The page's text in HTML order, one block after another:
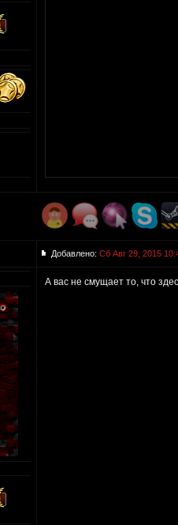
Добавлено: Сб Авг 29, 2015
А вас не смущает то, что